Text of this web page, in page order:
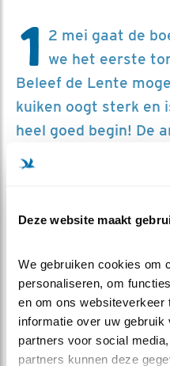
Deze website maakt
We gebruiken cookies om
personaliseren, om
en om ons websiteverkeer
informatie over uw
partners voor social
partners kunnen deze
1 2 mei gaat de
we het eerste
Beleef de Lente
kuiken oogt sterk en
heel goed begin! De
zich ongetwijfeld